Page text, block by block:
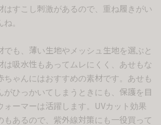
はすこし刺激があるので、重ね履きがい
。
でも、薄い生地やメッシュ生地を選ぶと
は吸水性もあってムレにくく、あせもな
ちゃんにはおすすめの素材です。あせも
がひっかいてしまうときにも、保護を目
ォーマーは活躍します。UVカット効果
もあるので、紫外線対策にも一役買って